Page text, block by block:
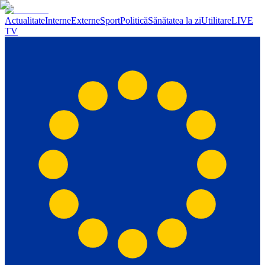
ActualitateInterneExterneSportPoliticăSănătatea la ziUtilitareLIVE
TV